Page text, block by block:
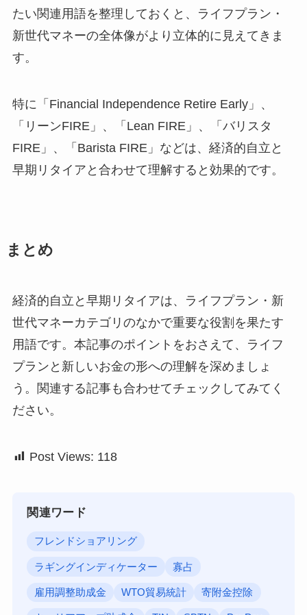
たい関連用語を整理しておくと、ライフプラン・
新世代マネーの全体像がより立体的に見えてきま
す。
特に「Financial Independence Retire Early」、
「リーンFIRE」、「Lean FIRE」、「バリスタ
FIRE」、「Barista FIRE」などは、経済的自立と
早期リタイアと合わせて理解すると効果的です。
まとめ
経済的自立と早期リタイアは、ライフプラン・新
世代マネーカテゴリのなかで重要な役割を果たす
用語です。本記事のポイントをおさえて、ライフ
プランと新しいお金の形への理解を深めましょ
う。関連する記事も合わせてチェックしてみてく
ださい。
Post Views: 118
関連ワード
フレンドショアリング
ラギングインディケーター 寡占
雇用調整助成金 WTO貿易統計 寄附金控除